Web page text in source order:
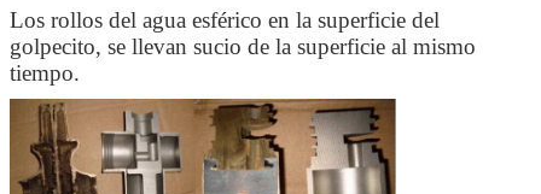
Los rollos del agua esférico en la superficie del
golpecito, se llevan sucio de la superficie al mismo
tiempo.